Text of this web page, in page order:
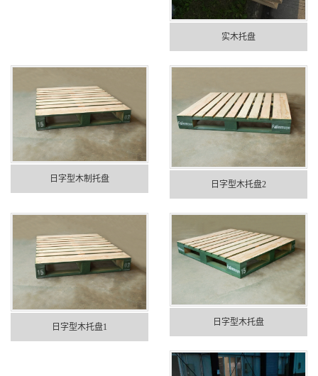
实木托盘
日字型木制托盘
日字型木托盘2
日字型木托盘1 日字型木托盘